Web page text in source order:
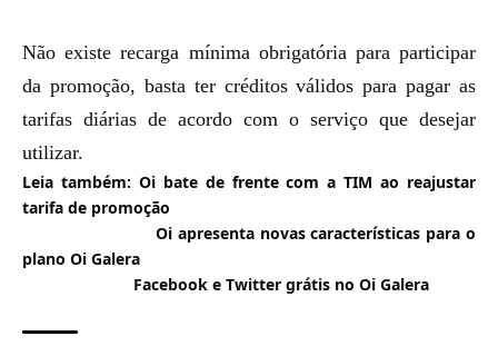
Não existe recarga mínima obrigatória para participar
da promoção, basta ter créditos válidos para pagar as
tarifas diárias de acordo com o serviço que desejar
utilizar.
Leia também: Oi bate de frente com a TIM ao reajustar
tarifa de promoção
Oi apresenta novas características para o
plano Oi Galera
Facebook e Twitter grátis no Oi Galera